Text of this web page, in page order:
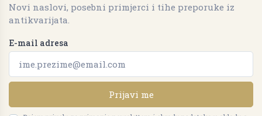
Novi naslovi, posebni primjerci i tihe preporuke iz
antikvarijata.
E-mail adresa
Prijavi me